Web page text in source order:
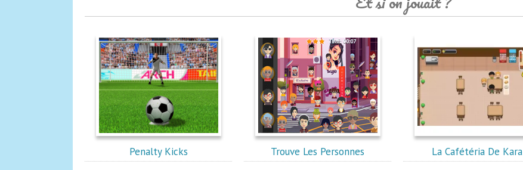
Penalty Kicks Trouve Les Personnes La Cafétéria De Kara